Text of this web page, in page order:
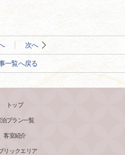
次へ
一覧へ戻る
トップ
プラン一覧
客室紹介
リックエリア